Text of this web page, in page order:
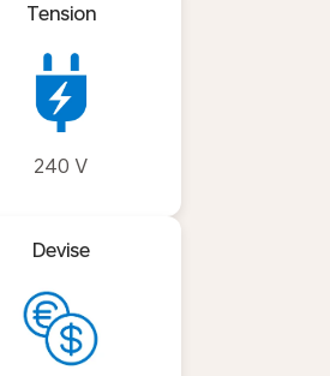
Tension
240 V
Devise